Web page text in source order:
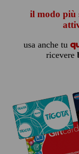
il modo più
usa anche tu
ricevere